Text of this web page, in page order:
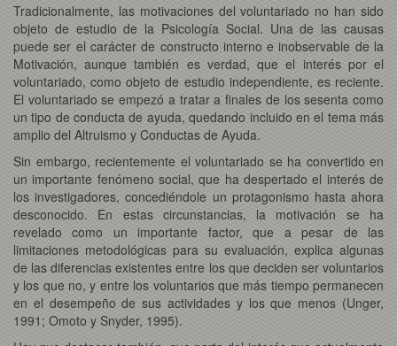
Tradicionalmente, las motivaciones del voluntariado no han sido
objeto de estudio de la Psicología Social. Una de las causas
puede ser el carácter de constructo interno e inobservable de la
Motivación, aunque también es verdad, que el interés por el
voluntariado, como objeto de estudio independiente, es reciente.
El voluntariado se empezó a tratar a finales de los sesenta como
un tipo de conducta de ayuda, quedando incluido en el tema más
amplio del Altruismo y Conductas de Ayuda.
Sin embargo, recientemente el voluntariado se ha convertido en
un importante fenómeno social, que ha despertado el interés de
los investigadores, concediéndole un protagonismo hasta ahora
desconocido. En estas circunstancias, la motivación se ha
revelado como un importante factor, que a pesar de las
limitaciones metodológicas para su evaluación, explica algunas
de las diferencias existentes entre los que deciden ser voluntarios
y los que no, y entre los voluntarios que más tiempo permanecen
en el desempeño de sus actividades y los que menos (Unger,
1991; Omoto y Snyder, 1995).